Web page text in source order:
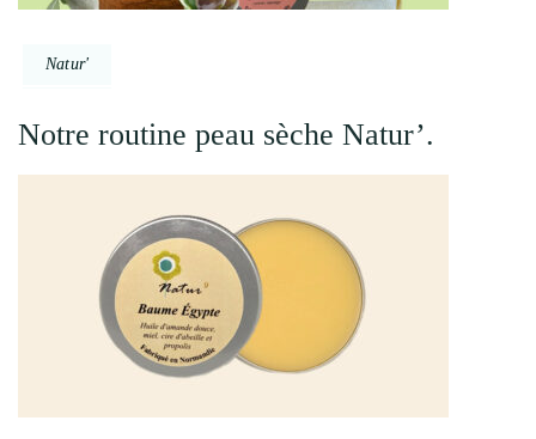
Natur'
Notre routine peau sèche Natur’.